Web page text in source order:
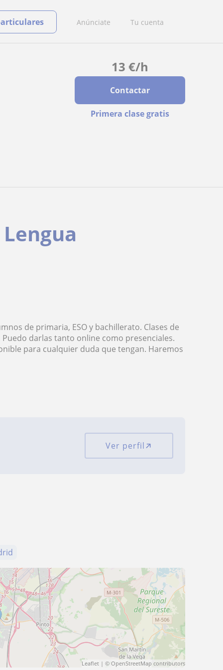
Anúnciate Tu cuenta
13 €/h
Contactar
Primera clase gratis
de primaria, ESO y bachillerato. Clases de
darlas tanto online como presenciales.
para cualquier duda que tengan. Haremos
Ver perfil
Leaflet| © OpenStreetMap contributors